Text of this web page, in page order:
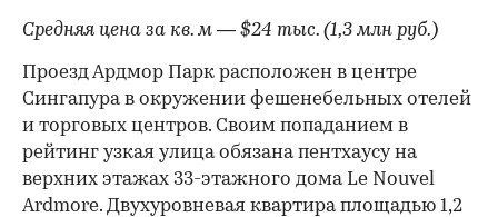
Средняя цена за кв. м — $24 тыс. (1,3 млн руб.)
Проезд Ардмор Парк расположен в центре
Сингапура в окружении фешенебельных отелей
и торговых центров. Своим попаданием в
рейтинг узкая улица обязана пентхаусу на
верхних этажах 33-этажного дома Le Nouvel
Ardmore. Двухуровневая квартира площадью 1,2